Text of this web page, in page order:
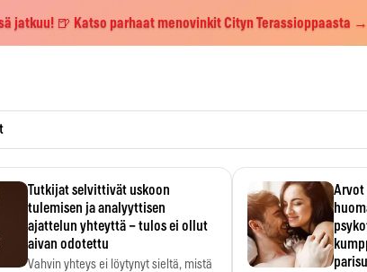
jatkuu! 🍺 Katso parhaat menovinkit Cityn Terassioppaasta →
Tutkijat selvittivät uskoon
tulemisen ja analyyttisen
ajattelun yhteyttä – tulos ei ollut
aivan odotettu
Vahvin yhteys ei löytynyt sieltä, mistä
Arvot